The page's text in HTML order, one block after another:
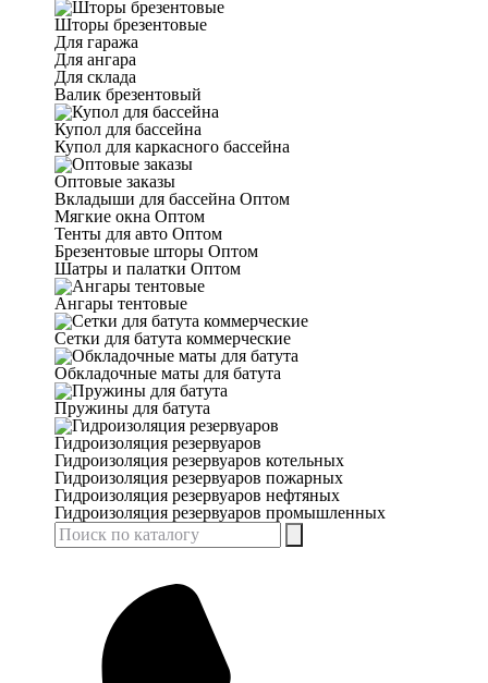
Шторы брезентовые
Для гаража
Для ангара
Для склада
Валик брезентовый
Купол для бассейна
Купол для каркасного бассейна
Оптовые заказы
Вкладыши для бассейна Оптом
Мягкие окна Оптом
Тенты для авто Оптом
Брезентовые шторы Оптом
Шатры и палатки Оптом
Ангары тентовые
Сетки для батута коммерческие
Обкладочные маты для батута
Пружины для батута
Гидроизоляция резервуаров
Гидроизоляция резервуаров котельных
Гидроизоляция резервуаров пожарных
Гидроизоляция резервуаров нефтяных
Гидроизоляция резервуаров промышленных